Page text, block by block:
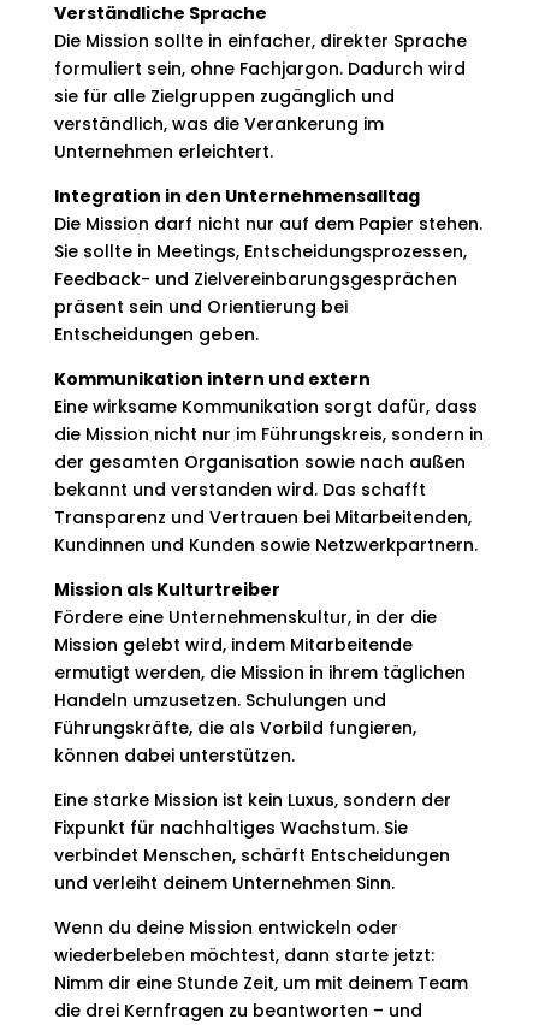
Verständliche Sprache
Die Mission sollte in einfacher, direkter Sprache
formuliert sein, ohne Fachjargon. Dadurch wird
sie für alle Zielgruppen zugänglich und
verständlich, was die Verankerung im
Unternehmen erleichtert.​
Integration in den Unternehmensalltag
Die Mission darf nicht nur auf dem Papier stehen.
Sie sollte in Meetings, Entscheidungsprozessen,
Feedback- und Zielvereinbarungsgesprächen
präsent sein und Orientierung bei
Entscheidungen geben.
Kommunikation intern und extern
Eine wirksame Kommunikation sorgt dafür, dass
die Mission nicht nur im Führungskreis, sondern in
der gesamten Organisation sowie nach außen
bekannt und verstanden wird. Das schafft
Transparenz und Vertrauen bei Mitarbeitenden,
Kundinnen und Kunden sowie Netzwerkpartnern.​
Mission als Kulturtreiber
Fördere eine Unternehmenskultur, in der die
Mission gelebt wird, indem Mitarbeitende
ermutigt werden, die Mission in ihrem täglichen
Handeln umzusetzen. Schulungen und
Führungskräfte, die als Vorbild fungieren,
können dabei unterstützen.​
Eine starke Mission ist kein Luxus, sondern der
Fixpunkt für nachhaltiges Wachstum. Sie
verbindet Menschen, schärft Entscheidungen
und verleiht deinem Unternehmen Sinn.
Wenn du deine Mission entwickeln oder
wiederbeleben möchtest, dann starte jetzt:
Nimm dir eine Stunde Zeit, um mit deinem Team
die drei Kernfragen zu beantworten – und